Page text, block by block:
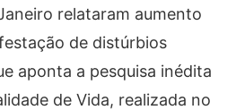
relataram aumento
de distúrbios
aponta a pesquisa inédita
de Vida, realizada no